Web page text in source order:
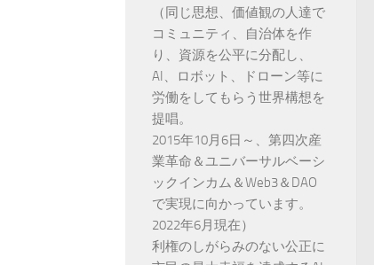
（同じ思想、価値観の人達で
コミュニティ、自治体を作
り、資源を公平に分配し、
AI、ロボット、ドローン等に
労働をしてもらう世界構想を
提唱。
2015年10月6日～、第四次産
業革命＆ユニバーサルベーシ
ックインカム＆Web3＆DAO
で実現に向かっています。
2022年6月現在）
利権のしがらみのない公正に